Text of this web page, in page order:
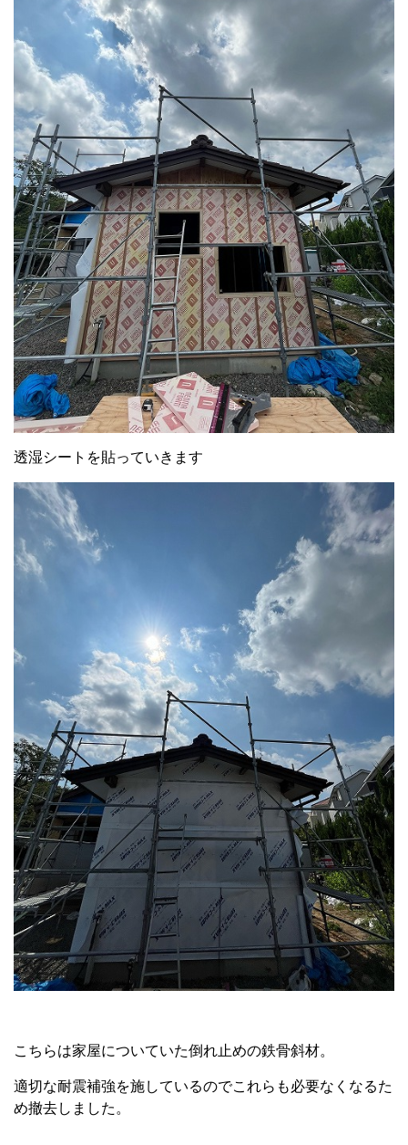
透湿シートを貼っていきます
こちらは家屋についていた倒れ止めの鉄骨斜材。
適切な耐震補強を施しているのでこれらも必要なくなるた
め撤去しました。